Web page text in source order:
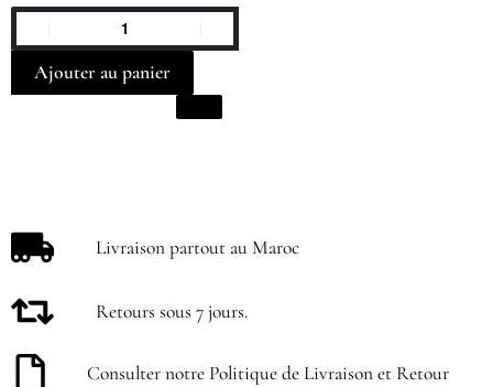
Livraison partout au Maroc
Retours sous 7 jours.
Consulter notre Politique de Livraison et Retour
Ajouter au panier